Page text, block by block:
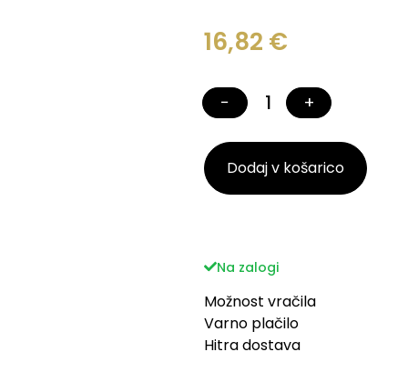
16,82 €
− +
Dodaj v košarico
Na zalogi
Možnost vračila
Varno plačilo
Hitra dostava